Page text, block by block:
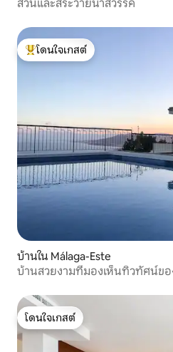
สวนและสระว่ายน้ำสวรรค์
โดนใจเกสต์ที่สุด
โดนใจเกสต์
บ้านใน Málaga-Este
บ้านสวยงามที่มองเห็นทิวทัศน์ขอ
โดนใจเกสต์
โดนใจเกสต์